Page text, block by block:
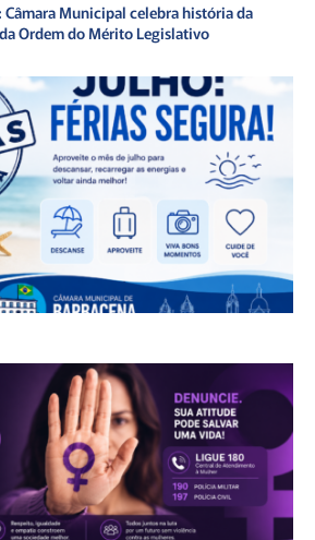
Câmara Municipal celebra história da
Ordem do Mérito Legislativo